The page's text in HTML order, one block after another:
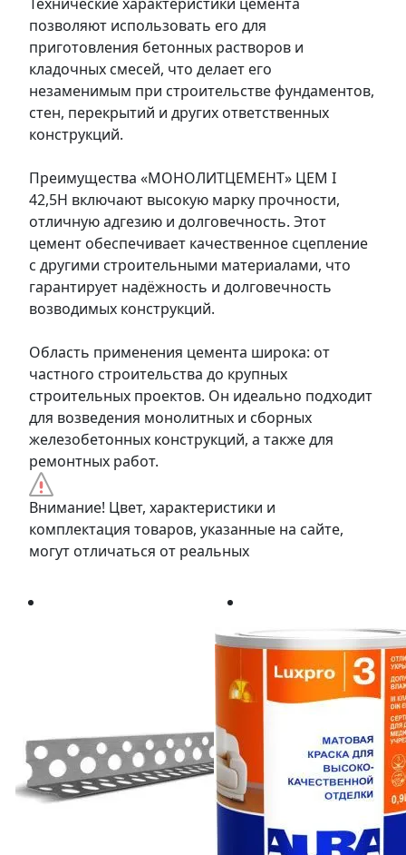
позволяют использовать его для
приготовления бетонных растворов и
кладочных смесей, что делает его
незаменимым при строительстве фундаментов,
стен, перекрытий и других ответственных
конструкций.
Преимущества «МОНОЛИТЦЕМЕНТ» ЦЕМ I
42,5Н включают высокую марку прочности,
отличную адгезию и долговечность. Этот
цемент обеспечивает качественное сцепление
с другими строительными материалами, что
гарантирует надёжность и долговечность
возводимых конструкций.
Область применения цемента широка: от
частного строительства до крупных
строительных проектов. Он идеально подходит
для возведения монолитных и сборных
железобетонных конструкций, а также для
ремонтных работ.
Внимание! Цвет, характеристики и
комплектация товаров, указанные на сайте,
могут отличаться от реальных